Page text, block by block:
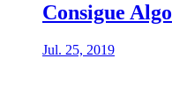
Consigue Algo
Jul. 25, 2019